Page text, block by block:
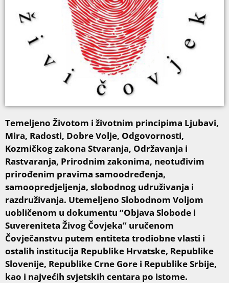
Temeljeno Životom i životnim principima Ljubavi,
Mira, Radosti, Dobre Volje, Odgovornosti,
Kozmičkog zakona Stvaranja, Održavanja i
Rastvaranja, Prirodnim zakonima, neotuđivim
prirođenim pravima samoodređenja,
samoopredjeljenja, slobodnog udruživanja i
razdruživanja. Utemeljeno Slobodnom Voljom
uobličenom u dokumentu “Objava Slobode i
Suvereniteta Živog Čovjeka” uručenom
Čovječanstvu putem entiteta trodiobne vlasti i
ostalih institucija Republike Hrvatske, Republike
Slovenije, Republike Crne Gore i Republike Srbije,
kao i najvećih svjetskih centara po istome.